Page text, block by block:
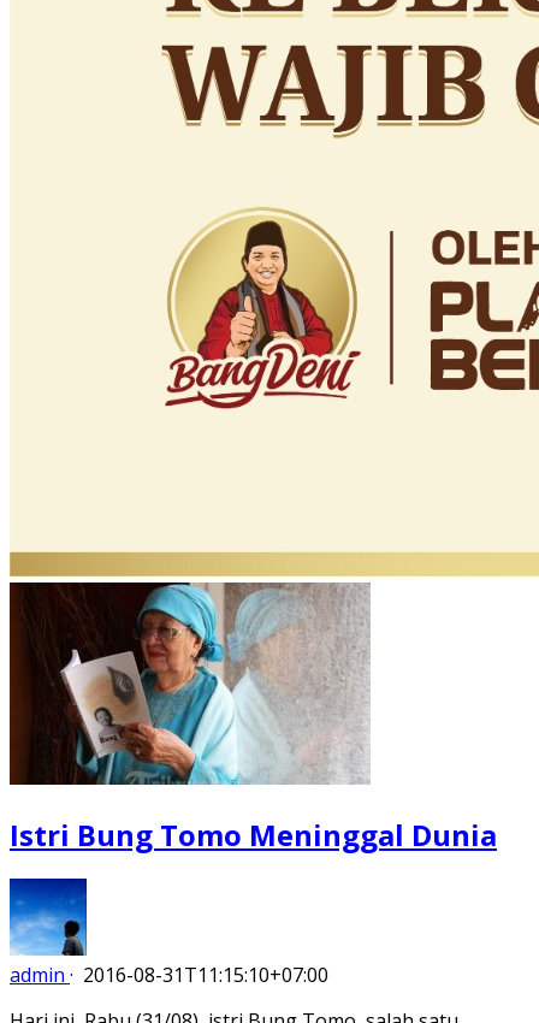
Istri Bung Tomo Meninggal Dunia
admin · 2016-08-31T11:15:10+07:00